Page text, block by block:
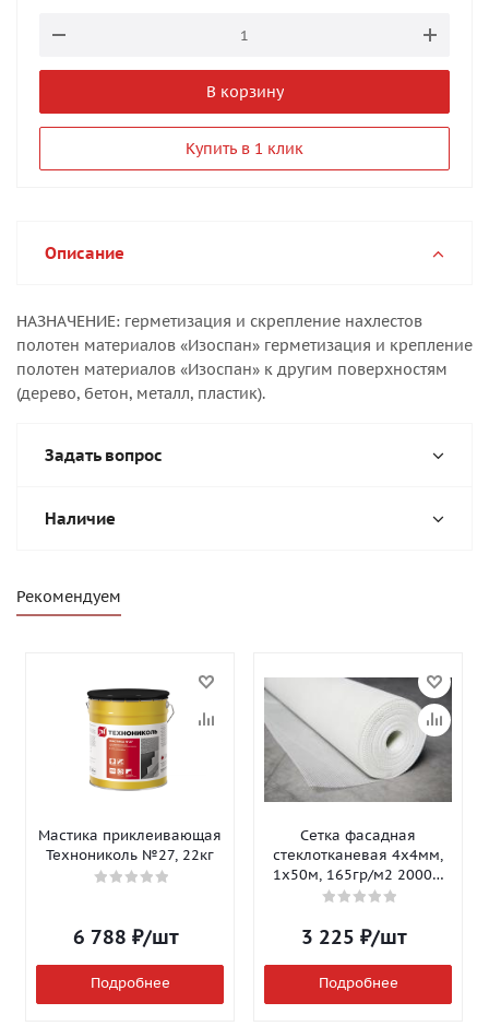
В корзину
Купить в 1 клик
Описание
НАЗНАЧЕНИЕ: герметизация и скрепление нахлестов
полотен материалов «Изоспан» герметизация и крепление
полотен материалов «Изоспан» к другим поверхностям
(дерево, бетон, металл, пластик).
Задать вопрос
Наличие
Рекомендуем
Мастика приклеивающая
Технониколь №27, 22кг
6 788 ₽/шт
Подробнее
Сетка фасадная
стеклотканевая 4х4мм,
1х50м, 165гр/м2 2000Н
Isomax-165
3 225 ₽/шт
Подробнее